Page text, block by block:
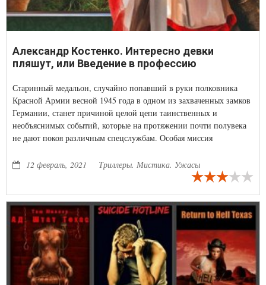
Александр Костенко. Интересно девки
пляшут, или Введение в профессию
Старинный медальон, случайно попавший в руки полковника
Красной Армии весной 1945 года в одном из захваченных замков
Германии, станет причиной целой цепи таинственных и
необъяснимых событий, которые на протяжении почти полувека
не дают покоя различным спецслужбам. Особая миссия
героини романа — капитана милиции Натальи Ростовой
12 февраль, 2021 Триллеры. Мистика. Ужасы